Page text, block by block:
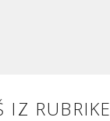
IZ RUBRIKE